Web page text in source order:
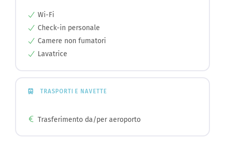
Wi-Fi
Check-in personale
Camere non fumatori
Lavatrice
TRASPORTI E NAVETTE
Trasferimento da/per aeroporto